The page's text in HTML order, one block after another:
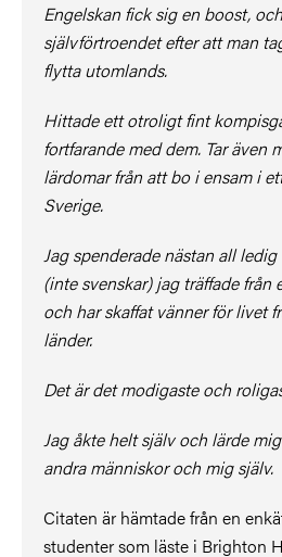
Engelskan fick sig en boost,
självförtroendet efter att man
flytta utomlands.
Hittade ett otroligt fint
fortfarande med dem. Tar även
lärdomar från att bo i ensam i
Sverige.
Jag spenderade nästan all
(inte svenskar) jag träffade från
och har skaffat vänner för livet
länder.
Det är det modigaste och
Jag åkte helt själv och lärde
andra människor och mig själv.
Citaten är hämtade från en
studenter som läste i Brighton